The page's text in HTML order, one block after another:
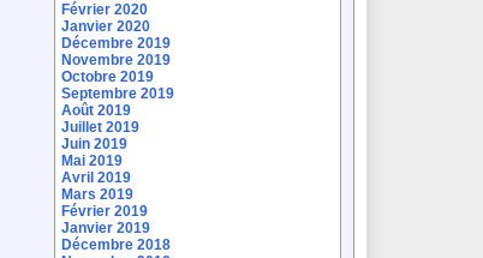
Février 2020
Janvier 2020
Décembre 2019
Novembre 2019
Octobre 2019
Septembre 2019
Août 2019
Juillet 2019
Juin 2019
Mai 2019
Avril 2019
Mars 2019
Février 2019
Janvier 2019
Décembre 2018